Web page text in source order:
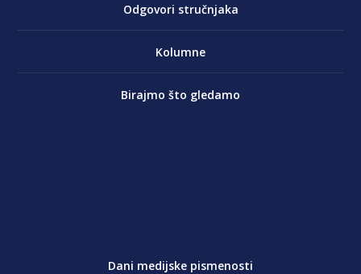
Odgovori stručnjaka
Kolumne
Birajmo što gledamo
Dani medijske pismenosti